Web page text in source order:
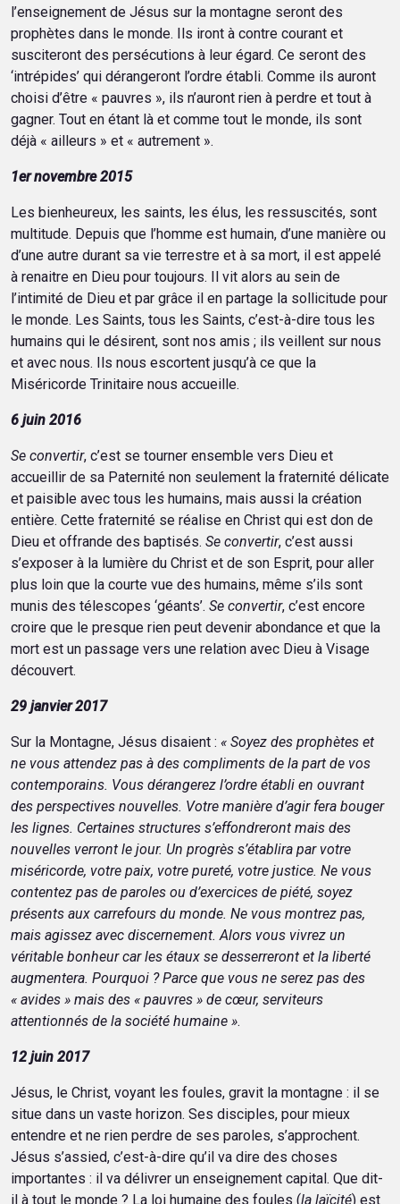
l’enseignement de Jésus sur la montagne seront des
prophètes dans le monde. Ils iront à contre courant et
susciteront des persécutions à leur égard. Ce seront des
‘intrépides’ qui dérangeront l’ordre établi. Comme ils auront
choisi d’être « pauvres », ils n’auront rien à perdre et tout à
gagner. Tout en étant là et comme tout le monde, ils sont
déjà « ailleurs » et « autrement ».
1er novembre 2015
Les bienheureux, les saints, les élus, les ressuscités, sont
multitude. Depuis que l’homme est humain, d’une manière ou
d’une autre durant sa vie terrestre et à sa mort, il est appelé
à renaitre en Dieu pour toujours. Il vit alors au sein de
l’intimité de Dieu et par grâce il en partage la sollicitude pour
le monde. Les Saints, tous les Saints, c’est-à-dire tous les
humains qui le désirent, sont nos amis ; ils veillent sur nous
et avec nous. Ils nous escortent jusqu’à ce que la
Miséricorde Trinitaire nous accueille.
6 juin 2016
Se convertir, c’est se tourner ensemble vers Dieu et
accueillir de sa Paternité non seulement la fraternité délicate
et paisible avec tous les humains, mais aussi la création
entière. Cette fraternité se réalise en Christ qui est don de
Dieu et offrande des baptisés. Se convertir, c’est aussi
s’exposer à la lumière du Christ et de son Esprit, pour aller
plus loin que la courte vue des humains, même s’ils sont
munis des télescopes ‘géants’. Se convertir, c’est encore
croire que le presque rien peut devenir abondance et que la
mort est un passage vers une relation avec Dieu à Visage
découvert.
29 janvier 2017
Sur la Montagne, Jésus disaient : « Soyez des prophètes et
ne vous attendez pas à des compliments de la part de vos
contemporains. Vous dérangerez l’ordre établi en ouvrant
des perspectives nouvelles. Votre manière d’agir fera bouger
les lignes. Certaines structures s’effondreront mais des
nouvelles verront le jour. Un progrès s’établira par votre
miséricorde, votre paix, votre pureté, votre justice. Ne vous
contentez pas de paroles ou d’exercices de piété, soyez
présents aux carrefours du monde. Ne vous montrez pas,
mais agissez avec discernement. Alors vous vivrez un
véritable bonheur car les étaux se desserreront et la liberté
augmentera. Pourquoi ? Parce que vous ne serez pas des
« avides » mais des « pauvres » de cœur, serviteurs
attentionnés de la société humaine ».
12 juin 2017
Jésus, le Christ, voyant les foules, gravit la montagne : il se
situe dans un vaste horizon. Ses disciples, pour mieux
entendre et ne rien perdre de ses paroles, s’approchent.
Jésus s’assied, c’est-à-dire qu’il va dire des choses
importantes : il va délivrer un enseignement capital. Que dit-
il à tout le monde ? La loi humaine des foules (la laïcité) est